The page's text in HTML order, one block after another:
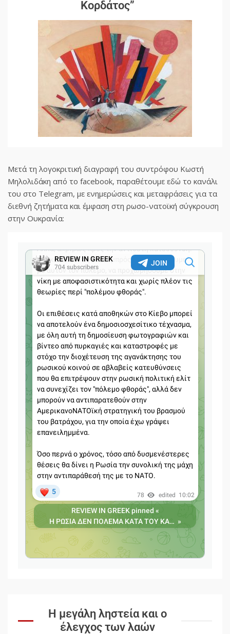
Κορδάτος”
Μετά τη λογοκριτική διαγραφή του συντρόφου Κωστή
Μηλολιδάκη από το facebook, παραθέτουμε εδώ το κανάλι
του στο Telegram, με ενημερώσεις και μεταφράσεις για τα
διεθνή ζητήματα και έμφαση στη ρωσο-νατοϊκή σύγκρουση
στην Ουκρανία:
Η μεγάλη ληστεία και ο
έλεγχος των λαών